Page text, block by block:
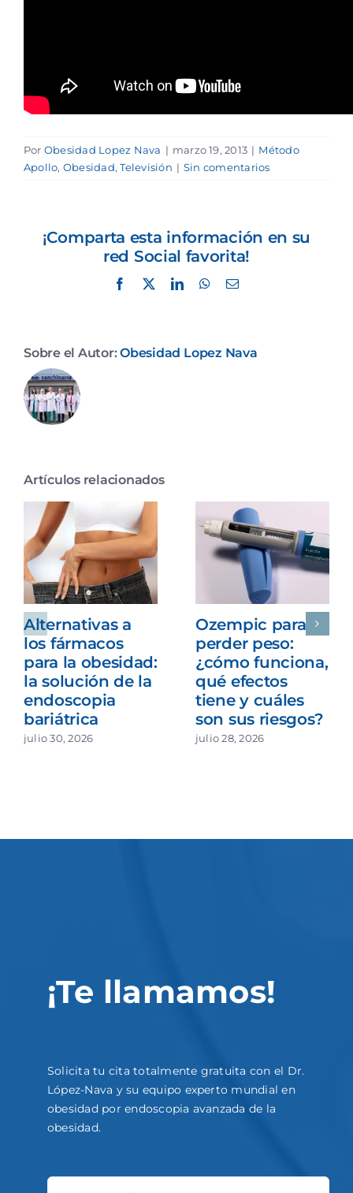
Por Obesidad Lopez Nava | marzo 19, 2013 | Método
Apollo, Obesidad,Televisión | Sin comentarios
¡Comparta esta información en su
red Social favorita!
Facebook
X LinkedInWhatsApp
Correo
Sobre el Autor:Obesidad Lopez Nava
Artículos relacionados
Alternativas a
los fármacos
para la obesidad:
la solución de la
endoscopia
bariátrica
julio 30, 2026
Ozempic para
perder peso:
¿cómo funciona,
qué efectos
tiene y cuáles
son sus riesgos?
julio 28, 2026
¡Te llamamos!
Solicita tu cita totalmente gratuita con el Dr.
López-Nava y su equipo experto mundial en
obesidad por endoscopia avanzada de la
obesidad.